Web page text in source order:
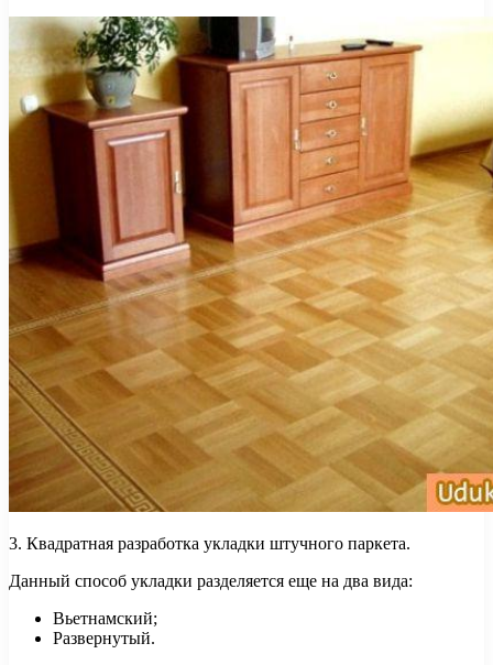
3. Квадратная разработка укладки штучного паркета.
Данный способ укладки разделяется еще на два вида:
Вьетнамский;
Развернутый.